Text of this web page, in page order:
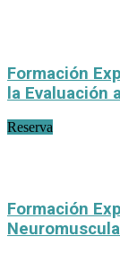
Formación
la Evaluación
Reserva
Formación